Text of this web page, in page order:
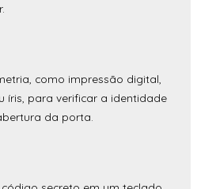
como impressão digital,
íris, para verificar a identidade
da porta.